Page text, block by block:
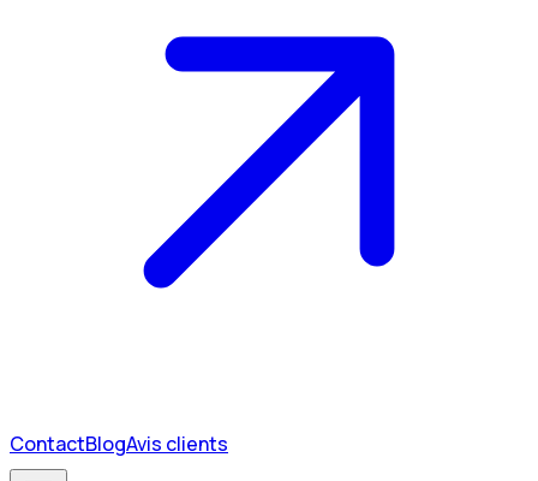
ContactBlogAvis clients